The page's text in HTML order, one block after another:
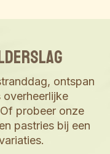
ontspan
probeer onze
pastries bij een